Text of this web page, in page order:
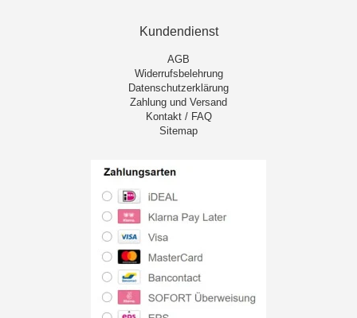
Kundendienst
AGB
Widerrufsbelehrung
Datenschutzerklärung
Zahlung und Versand
Kontakt / FAQ
Sitemap